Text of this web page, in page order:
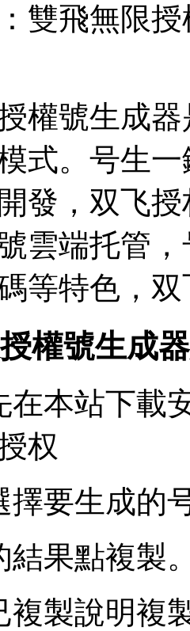
雙飛無限
權號生成
式。号生一
發，双飞
雲端托管
等特色，
權號生成
在本站下載
权
擇要生成的
結果點複製
複製說明複